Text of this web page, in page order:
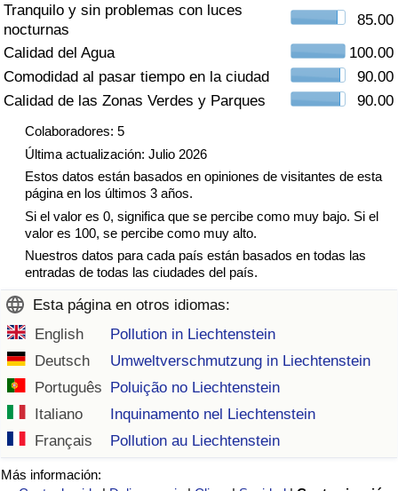
Tranquilo y sin problemas con luces
nocturnas
85.00
Calidad del Agua
100.00
Comodidad al pasar tiempo en la ciudad
90.00
Calidad de las Zonas Verdes y Parques
90.00
Colaboradores: 5
Última actualización: Julio 2026
Estos datos están basados en opiniones de visitantes de esta
página en los últimos 3 años.
Si el valor es 0, significa que se percibe como muy bajo. Si el
valor es 100, se percibe como muy alto.
Nuestros datos para cada país están basados en todas las
entradas de todas las ciudades del país.
Esta página en otros idiomas:
English
Pollution in Liechtenstein
Deutsch
Umweltverschmutzung in Liechtenstein
Português Poluição no Liechtenstein
Italiano
Inquinamento nel Liechtenstein
Français
Pollution au Liechtenstein
Más información:
Índice de contaminación
Índice de Contaminación por País
Tráfico
Índice de Tráfico
Índice de Tráfico (Actual)
Índice de Tráfico por País